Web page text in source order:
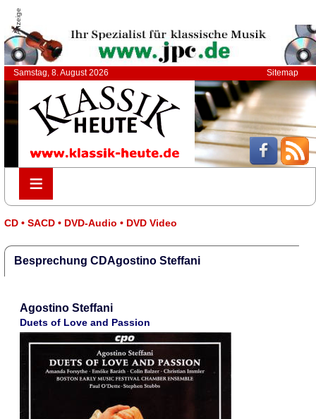
Anzeige
Samstag, 8. August 2026 Sitemap
≡
≡
CD • SACD • DVD-Audio • DVD Video
Besprechung CDAgostino Steffani
Agostino Steffani
Duets of Love and Passion